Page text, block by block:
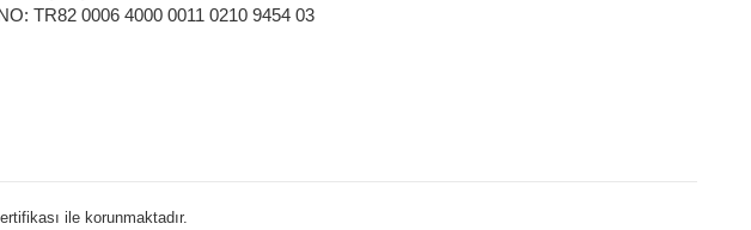
TR82 0006 4000 0011 0210 9454 03
ile korunmaktadır.